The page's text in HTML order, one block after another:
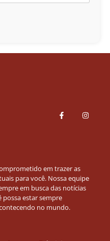
em trazer as
para você. Nossa equipe
em busca das notícias
estar sempre
no mundo.